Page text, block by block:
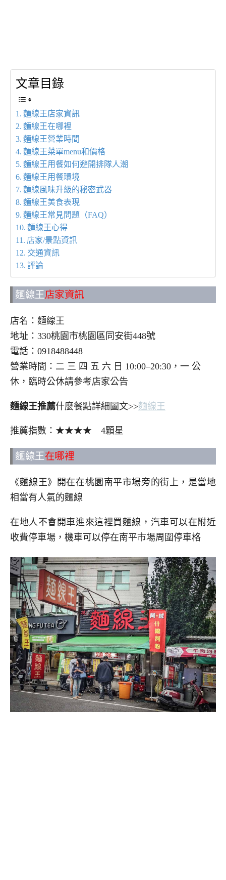
文章目錄
麵線王店家資訊
麵線王在哪裡
麵線王營業時間
麵線王菜單menu和價格
麵線王用餐如何避開排隊人潮
麵線王用餐環境
麵線風味升級的秘密武器
麵線王美食表現
麵線王常見問題（FAQ）
麵線王心得
店家/景點資訊
交通資訊
評論
麵線王店家資訊
店名：麵線王
地址：330桃園市桃園區同安街448號
電話：0918488448
營業時間：二 三 四 五 六 日 10:00–20:30，一 公
休，臨時公休請參考店家公告
麵線王推薦什麼餐點詳細圖文>>麵線王
推薦指數：★★★★ 4顆星
麵線王在哪裡
《麵線王》開在在桃園南平市場旁的街上，是當地
相當有人氣的麵線
在地人不會開車進來這裡買麵線，汽車可以在附近
收費停車場，機車可以停在南平市場周圍停車格